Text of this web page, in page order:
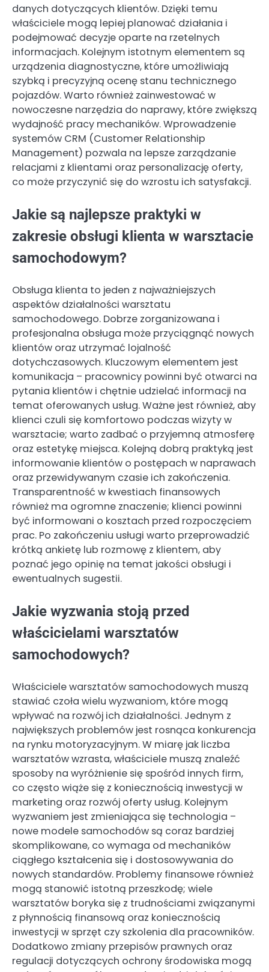
danych dotyczących klientów. Dzięki temu
właściciele mogą lepiej planować działania i
podejmować decyzje oparte na rzetelnych
informacjach. Kolejnym istotnym elementem są
urządzenia diagnostyczne, które umożliwiają
szybką i precyzyjną ocenę stanu technicznego
pojazdów. Warto również zainwestować w
nowoczesne narzędzia do naprawy, które zwiększą
wydajność pracy mechaników. Wprowadzenie
systemów CRM (Customer Relationship
Management) pozwala na lepsze zarządzanie
relacjami z klientami oraz personalizację oferty,
co może przyczynić się do wzrostu ich satysfakcji.
Jakie są najlepsze praktyki w
zakresie obsługi klienta w warsztacie
samochodowym?
Obsługa klienta to jeden z najważniejszych
aspektów działalności warsztatu
samochodowego. Dobrze zorganizowana i
profesjonalna obsługa może przyciągnąć nowych
klientów oraz utrzymać lojalność
dotychczasowych. Kluczowym elementem jest
komunikacja – pracownicy powinni być otwarci na
pytania klientów i chętnie udzielać informacji na
temat oferowanych usług. Ważne jest również, aby
klienci czuli się komfortowo podczas wizyty w
warsztacie; warto zadbać o przyjemną atmosferę
oraz estetykę miejsca. Kolejną dobrą praktyką jest
informowanie klientów o postępach w naprawach
oraz przewidywanym czasie ich zakończenia.
Transparentność w kwestiach finansowych
również ma ogromne znaczenie; klienci powinni
być informowani o kosztach przed rozpoczęciem
prac. Po zakończeniu usługi warto przeprowadzić
krótką ankietę lub rozmowę z klientem, aby
poznać jego opinię na temat jakości obsługi i
ewentualnych sugestii.
Jakie wyzwania stoją przed
właścicielami warsztatów
samochodowych?
Właściciele warsztatów samochodowych muszą
stawiać czoła wielu wyzwaniom, które mogą
wpływać na rozwój ich działalności. Jednym z
największych problemów jest rosnąca konkurencja
na rynku motoryzacyjnym. W miarę jak liczba
warsztatów wzrasta, właściciele muszą znaleźć
sposoby na wyróżnienie się spośród innych firm,
co często wiąże się z koniecznością inwestycji w
marketing oraz rozwój oferty usług. Kolejnym
wyzwaniem jest zmieniająca się technologia –
nowe modele samochodów są coraz bardziej
skomplikowane, co wymaga od mechaników
ciągłego kształcenia się i dostosowywania do
nowych standardów. Problemy finansowe również
mogą stanowić istotną przeszkodę; wiele
warsztatów boryka się z trudnościami związanymi
z płynnością finansową oraz koniecznością
inwestycji w sprzęt czy szkolenia dla pracowników.
Dodatkowo zmiany przepisów prawnych oraz
regulacji dotyczących ochrony środowiska mogą